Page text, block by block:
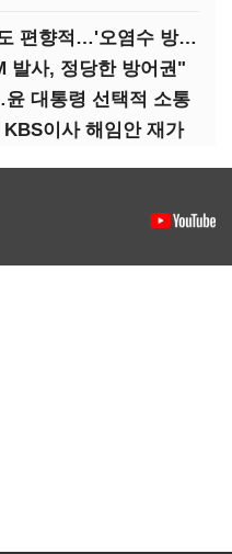
(나토 정상회의 결산)경제도 편향적…'오염수 방류'만 용인
발사, 정당한 방어권"
대통령 선택적 소통
이사 해임안 재가